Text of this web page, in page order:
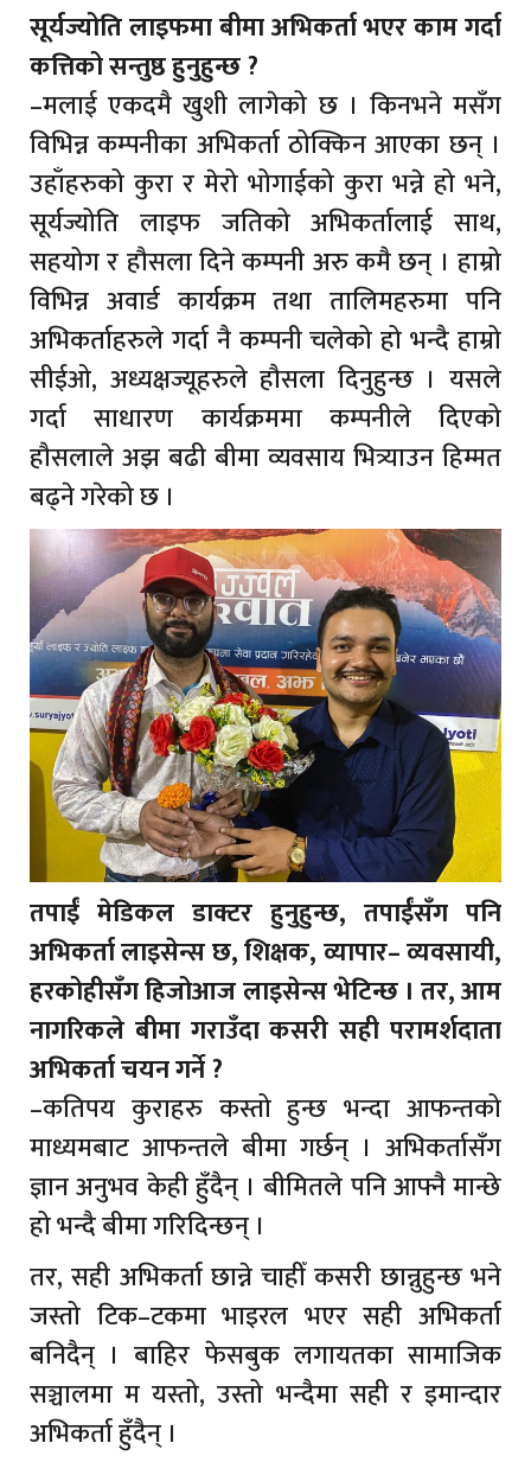
सूर्यज्योति लाइफमा बीमा अभिकर्ता भएर काम गर्दा
कत्तिको सन्तुष्ठ हुनुहुन्छ ?
–मलाई एकदमै खुशी लागेको छ । किनभने मसँग
विभिन्न कम्पनीका अभिकर्ता ठोक्किन आएका छन् ।
उहाँहरुको कुरा र मेरो भोगाईको कुरा भन्ने हो भने,
सूर्यज्योति लाइफ जतिको अभिकर्तालाई साथ,
सहयोग र हौसला दिने कम्पनी अरु कमै छन् । हाम्रो
विभिन्न अवार्ड कार्यक्रम तथा तालिमहरुमा पनि
अभिकर्ताहरुले गर्दा नै कम्पनी चलेको हो भन्दै हाम्रो
सीईओ, अध्यक्षज्यूहरुले हौसला दिनुहुन्छ । यसले
गर्दा साधारण कार्यक्रममा कम्पनीले दिएको
हौसलाले अझ बढी बीमा व्यवसाय भित्र्याउन हिम्मत
बढ्ने गरेको छ ।
तपाईं मेडिकल डाक्टर हुनुहुन्छ, तपाईंसँग पनि
अभिकर्ता लाइसेन्स छ, शिक्षक, व्यापार– व्यवसायी,
हरकोहीसँग हिजोआज लाइसेन्स भेटिन्छ । तर, आम
नागरिकले बीमा गराउँदा कसरी सही परामर्शदाता
अभिकर्ता चयन गर्ने ?
–कतिपय कुराहरु कस्तो हुन्छ भन्दा आफन्तको
माध्यमबाट आफन्तले बीमा गर्छन् । अभिकर्तासँग
ज्ञान अनुभव केही हुँदैन् । बीमितले पनि आफ्नै मान्छे
हो भन्दै बीमा गरिदिन्छन् ।
तर, सही अभिकर्ता छान्ने चाहीँ कसरी छान्नुहुन्छ भने
जस्तो टिक–टकमा भाइरल भएर सही अभिकर्ता
बनिदैन् । बाहिर फेसबुक लगायतका सामाजिक
सञ्चालमा म यस्तो, उस्तो भन्दैमा सही र इमान्दार
अभिकर्ता हुँदैन् ।